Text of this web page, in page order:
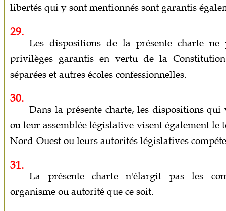
libertés qui y sont mentionnés sont garantis
29.
Les dispositions de la présente charte
privilèges garantis en vertu de la
séparées et autres écoles confessionnelles.
30.
Dans la présente charte, les dispositions
ou leur assemblée législative visent également
Nord-Ouest ou leurs autorités législatives
31.
La présente charte n'élargit pas les
organisme ou autorité que ce soit.